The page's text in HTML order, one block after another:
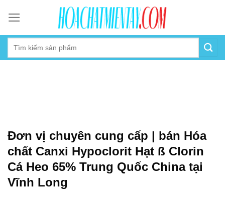
content
Đơn vị chuyên cung cấp | bán Hóa
chất Canxi Hypoclorit Hạt ß Clorin
Cá Heo 65% Trung Quốc China tại
Vĩnh Long